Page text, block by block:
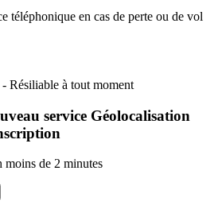
téléphonique en cas de perte ou de vol
à tout moment
service Géolocalisation
moins de 2 minutes